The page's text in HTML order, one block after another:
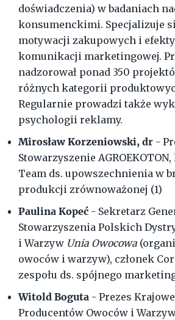
doświadczenia) w badaniach
konsumenckimi. Specjalizuje
motywacji zakupowych i
komunikacji marketingowej.
nadzorował ponad 350
różnych kategorii
Regularnie prowadzi także
psychologii reklamy.
Mirosław Korzeniowski, dr -
Stowarzyszenie
Team ds. upowszechnienia w
produkcji zrównoważonej (1)
Paulina Kopeć - Sekretarz
Stowarzyszenia Polskich
i Warzyw Unia Owocowa
owoców i warzyw), członek
zespołu ds. spójnego
Witold Boguta - Prezes
Producentów Owoców i